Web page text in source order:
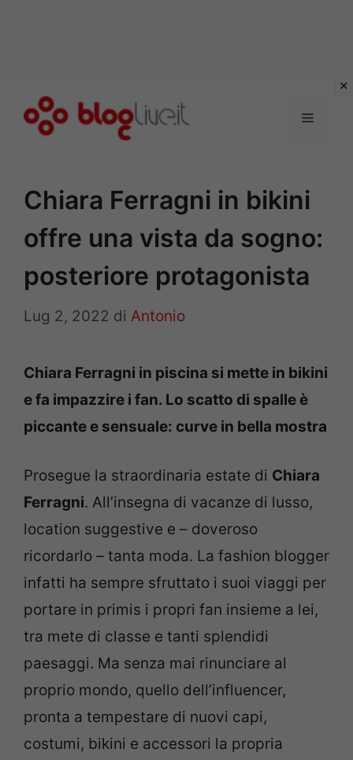
Menu
Chiara Ferragni in bikini
offre una vista da sogno:
posteriore protagonista
Lug 2, 2022 di Antonio
Chiara Ferragni in piscina si mette in bikini
e fa impazzire i fan. Lo scatto di spalle è
piccante e sensuale: curve in bella mostra
Prosegue la straordinaria estate di Chiara
Ferragni. All’insegna di vacanze di lusso,
location suggestive e – doveroso
ricordarlo – tanta moda. La fashion blogger
infatti ha sempre sfruttato i suoi viaggi per
portare in primis i propri fan insieme a lei,
tra mete di classe e tanti splendidi
paesaggi. Ma senza mai rinunciare al
proprio mondo, quello dell’influencer,
pronta a tempestare di nuovi capi,
costumi, bikini e accessori la propria